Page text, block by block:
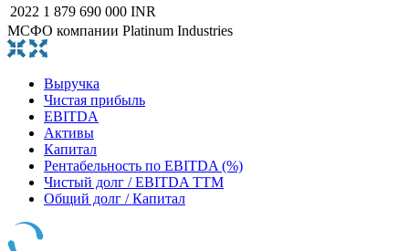
2022 1 879 690 000 INR
МСФО компании Platinum Industries
Выручка
Чистая прибыль
EBITDA
Активы
Капитал
Рентабельность по EBITDA (%)
Чистый долг / EBITDA TTM
Общий долг / Капитал